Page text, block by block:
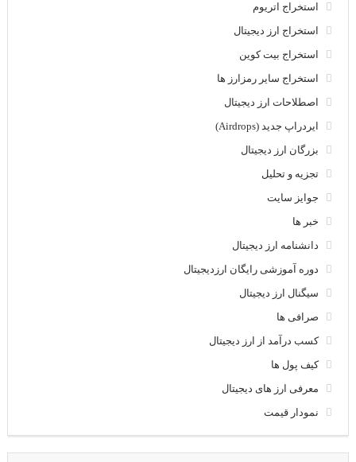
استخراج اتریوم
استخراج ارز دیجیتال
استخراج بیت کوین
استخراج سایر رمزارز ها
اصطلاحات ارز دیجیتال
ایردراپ جدید (Airdrops)
بزرگان ارز دیجیتال
تجزیه و تحلیل
جوایز سایت
خبر ها
دانشنامه ارز دیجیتال
دوره آموزشی رایگان ارزدیجیتال
سیگنال ارز دیجیتال
صرافی ها
کسب درآمد از ارز دیجیتال
کیف پول ها
معرفی ارز های دیجیتال
نمودار قیمت